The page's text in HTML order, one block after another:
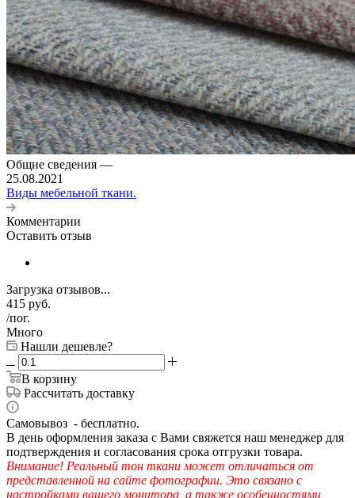
Общие сведения —
25.08.2021
Виды мебельной ткани.
Комментарии
Оставить отзыв
Загрузка отзывов...
415 руб.
/пог.
Много
Нашли дешевле?
В корзину
Рассчитать доставку
Самовывоз - бесплатно.
В день оформления заказа с Вами свяжется наш менеджер для
подтверждения и согласования срока отгрузки товара.
Внимание! Реальный тон ткани может отличаться от
представленной на сайте фотографии. Это связано с
настройками вашего монитора, а также особенностями